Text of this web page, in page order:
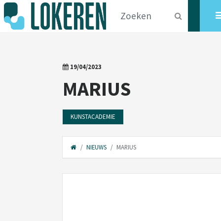
19/04/2023
MARIUS
KUNSTACADEMIE
NIEUWS MARIUS